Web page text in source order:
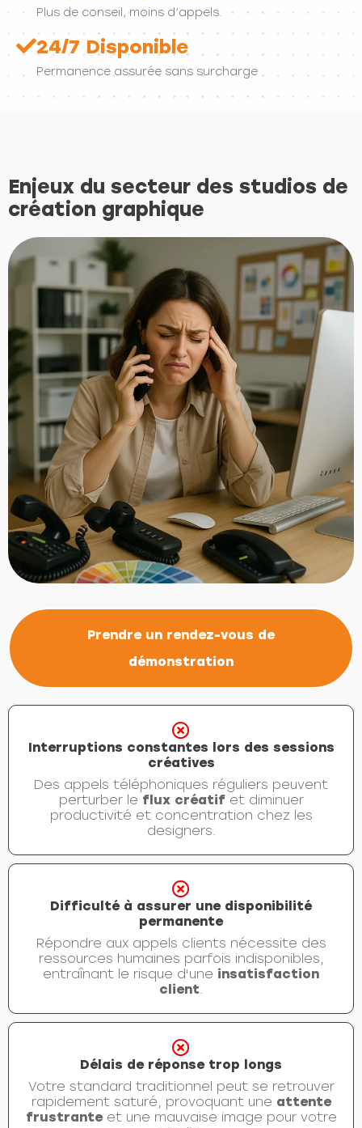
Plus de conseil, moins d’appels.
24/7 Disponible
Permanence assurée sans surcharge
Enjeux du secteur des studios de
création graphique
Prendre un rendez-vous de
démonstration
Interruptions constantes lors des sessions
créatives
Des appels téléphoniques réguliers peuvent
perturber le flux créatifet diminuer
productivité et concentration chez les
designers.
Difficulté à assurer une disponibilité
permanente
Répondre aux appels clients nécessite des
ressources humaines parfois indisponibles,
entraînant le risque d'une insatisfaction
client.
Délais de réponse trop longs
Votre standard traditionnel peut se retrouver
rapidement saturé, provoquant une attente
frustranteet une mauvaise image pour votre